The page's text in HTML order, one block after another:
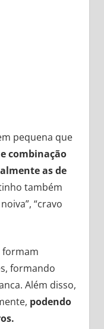
pequena que
combinação
as de
também
“cravo
formam
formando
Além disso,
podendo